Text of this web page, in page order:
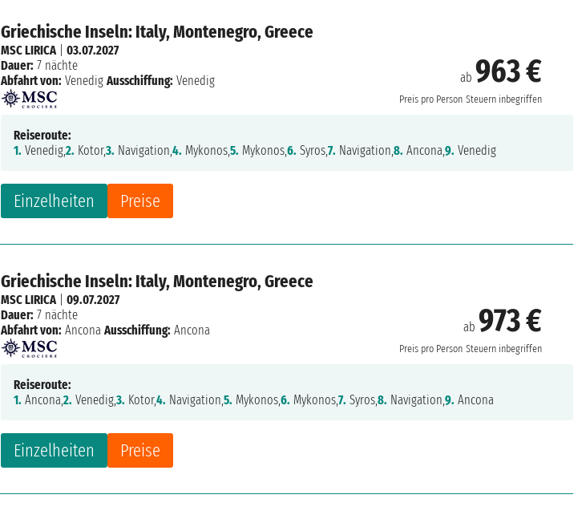
Griechische Inseln: Italy, Montenegro, Greece
ab 963 €
Preis pro Person Steuern inbegriffen
Einzelheiten Preise
MSC LIRICA|03.07.2027
Dauer: 7 nächte
Abfahrt von: Venedig Ausschiffung: Venedig
Reiseroute:
1. Venedig,2. Kotor,3. Navigation,4. Mykonos,5. Mykonos,6. Syros,7. Navigation,8. Ancona,9. Venedig
Griechische Inseln: Italy, Montenegro, Greece
ab 973 €
Preis pro Person Steuern inbegriffen
Einzelheiten Preise
MSC LIRICA|09.07.2027
Dauer: 7 nächte
Abfahrt von: Ancona Ausschiffung: Ancona
Reiseroute:
1. Ancona,2. Venedig,3. Kotor,4. Navigation,5. Mykonos,6. Mykonos,7. Syros,8. Navigation,9. Ancona